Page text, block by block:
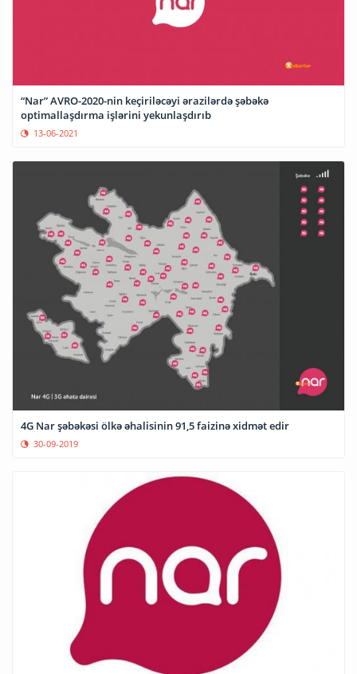
“Nar” AVRO-2020-nin keçiriləcəyi ərazilərdə şəbəkə
optimallaşdırma işlərini yekunlaşdırıb
13-06-2021
4G Nar şəbəkəsi ölkə əhalisinin 91,5 faizinə xidmət edir
30-09-2019